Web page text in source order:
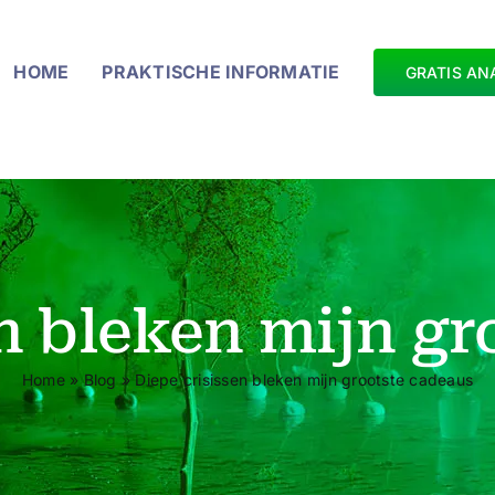
HOME PRAKTISCHE INFORMATIE GRATIS
bleken mijn
Home»Blog »Diepe crisissen bleken mijn grootste cadeaus